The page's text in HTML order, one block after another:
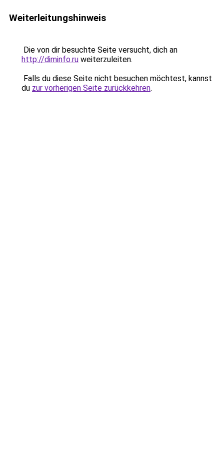
Weiterleitungshinweis
Die von dir besuchte Seite versucht, dich an
http://diminfo.ru weiterzuleiten.
Falls du diese Seite nicht besuchen möchtest, kannst
du zur vorherigen Seite zurückkehren.